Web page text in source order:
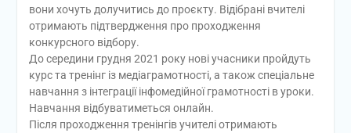
вони хочуть долучитись до проєкту. Відібрані вчителі
отримають підтвердження про проходження
конкурсного відбору.
До середини грудня 2021 року нові учасники пройдуть
курс та тренінг із медіаграмотності, а також спеціальне
навчання з інтеграції інфомедійної грамотності в уроки.
Навчання відбуватиметься онлайн.
Після проходження тренінгів учителі отримають